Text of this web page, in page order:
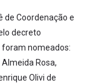
de Coordenação e
decreto
foram nomeados:
Rosa,
Olivi de